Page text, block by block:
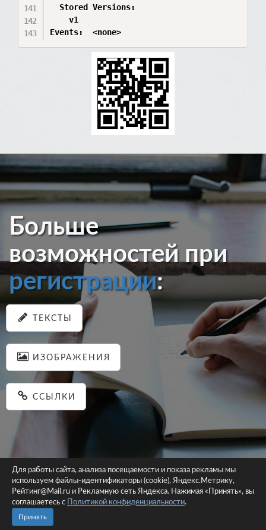
  Stored Versions:
    v1
Больше
возможностей при
регистрации:
ТЕКСТЫ
ИЗОБРАЖЕНИЯ
ССЫЛКИ
© 2026 pastein.ru |Пользовательское соглашение|Политика
конфиденциальности
Для работы сайта, анализа посещаемости и показа рекламы мы
используем файлы-идентификаторы (cookie), Яндекс.Метрику,
Рейтинг@Mail.ru и Рекламную сеть Яндекса. Нажимая «Принять», вы
соглашаетесь с
Политикой конфиденциальности.
Принять